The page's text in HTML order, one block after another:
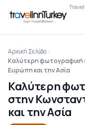
Αρχική Σελίδα
Καλύτερη φωτογραφική
Ευρώπη και την Ασία
Καλύτερη
στην
και την Ασία